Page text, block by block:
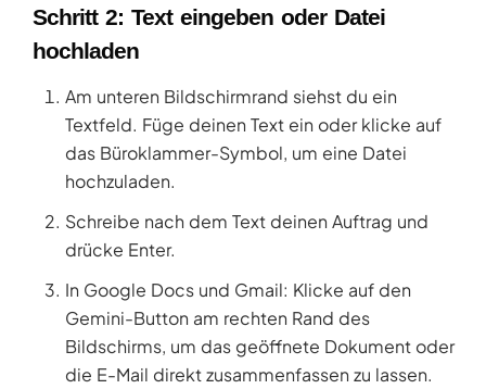
Schritt 2: Text eingeben oder Datei
hochladen
Am unteren Bildschirmrand siehst du ein
Textfeld. Füge deinen Text ein oder klicke auf
das Büroklammer-Symbol, um eine Datei
hochzuladen.
Schreibe nach dem Text deinen Auftrag und
drücke Enter.
In Google Docs und Gmail: Klicke auf den
Gemini-Button am rechten Rand des
Bildschirms, um das geöffnete Dokument oder
die E-Mail direkt zusammenfassen zu lassen.